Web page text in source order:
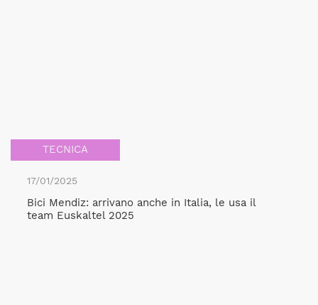
TECNICA
17/01/2025
Bici Mendiz: arrivano anche in Italia, le usa il
team Euskaltel 2025